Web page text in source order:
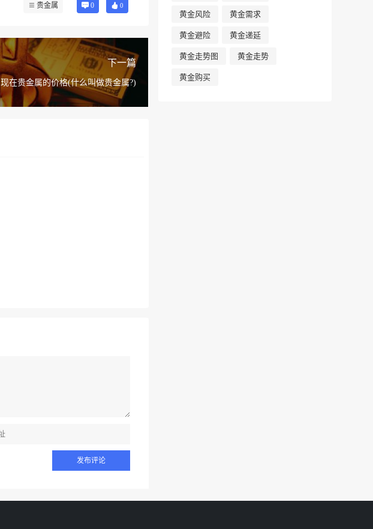
贵金属 0 0
下一篇
现在贵金属的价格(什么叫做贵金属?)
黄金风险 黄金需求
黄金避险 黄金递延
黄金走势图 黄金走势
黄金购买